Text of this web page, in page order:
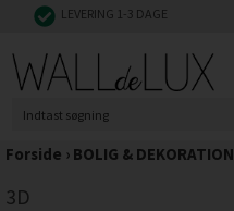
LEVERING 1-3 DAGE
Forside › BOLIG & DEKORATION
3D